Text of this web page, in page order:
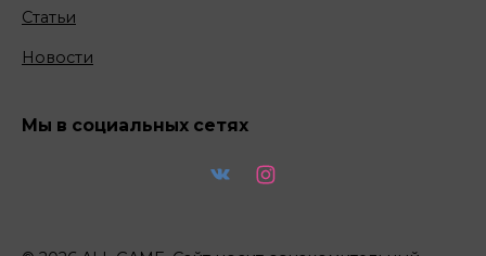
Статьи
Новости
Мы в социальных сетях